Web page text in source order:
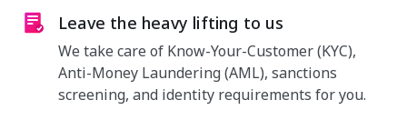
Leave the heavy lifting to us
We take care of Know-Your-Customer (KYC),
Anti-Money Laundering (AML), sanctions
screening, and identity requirements for you.